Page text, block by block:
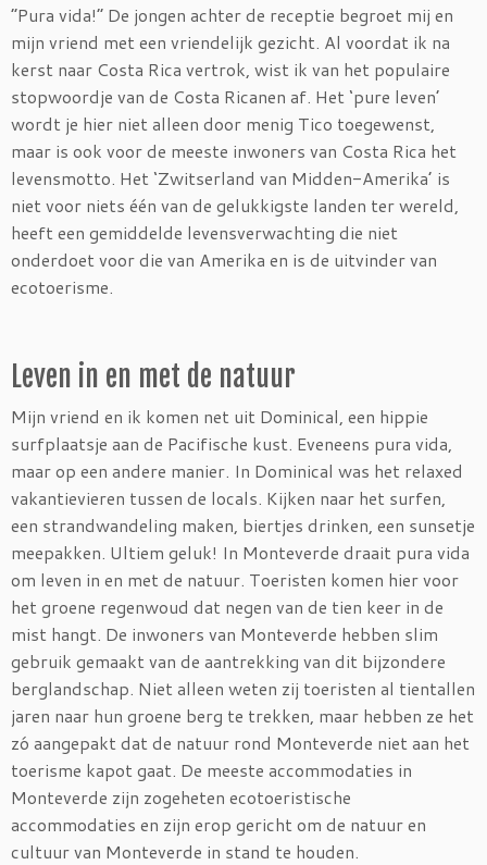
“Pura vida!” De jongen achter de receptie begroet mij en
mijn vriend met een vriendelijk gezicht. Al voordat ik na
kerst naar Costa Rica vertrok, wist ik van het populaire
stopwoordje van de Costa Ricanen af. Het ‘pure leven’
wordt je hier niet alleen door menig Tico toegewenst,
maar is ook voor de meeste inwoners van Costa Rica het
levensmotto. Het ‘Zwitserland van Midden-Amerika’ is
niet voor niets één van de gelukkigste landen ter wereld,
heeft een gemiddelde levensverwachting die niet
onderdoet voor die van Amerika en is de uitvinder van
ecotoerisme.
Leven in en met de natuur
Mijn vriend en ik komen net uit Dominical, een hippie
surfplaatsje aan de Pacifische kust. Eveneens pura vida,
maar op een andere manier. In Dominical was het relaxed
vakantievieren tussen de locals. Kijken naar het surfen,
een strandwandeling maken, biertjes drinken, een sunsetje
meepakken. Ultiem geluk! In Monteverde draait pura vida
om leven in en met de natuur. Toeristen komen hier voor
het groene regenwoud dat negen van de tien keer in de
mist hangt. De inwoners van Monteverde hebben slim
gebruik gemaakt van de aantrekking van dit bijzondere
berglandschap. Niet alleen weten zij toeristen al tientallen
jaren naar hun groene berg te trekken, maar hebben ze het
zó aangepakt dat de natuur rond Monteverde niet aan het
toerisme kapot gaat. De meeste accommodaties in
Monteverde zijn zogeheten ecotoeristische
accommodaties en zijn erop gericht om de natuur en
cultuur van Monteverde in stand te houden.